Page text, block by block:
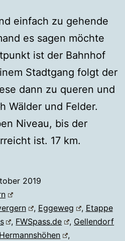
einfach zu gehende
es sagen möchte
ist der Bahnhof
Stadtgang folgt der
dann zu queren und
Wälder und Felder.
Niveau, bis der
ist. 17 km.
2019
, Eggeweg , Etappe
, FWSpass.de , Gellendorf
Hermannshöhen
,